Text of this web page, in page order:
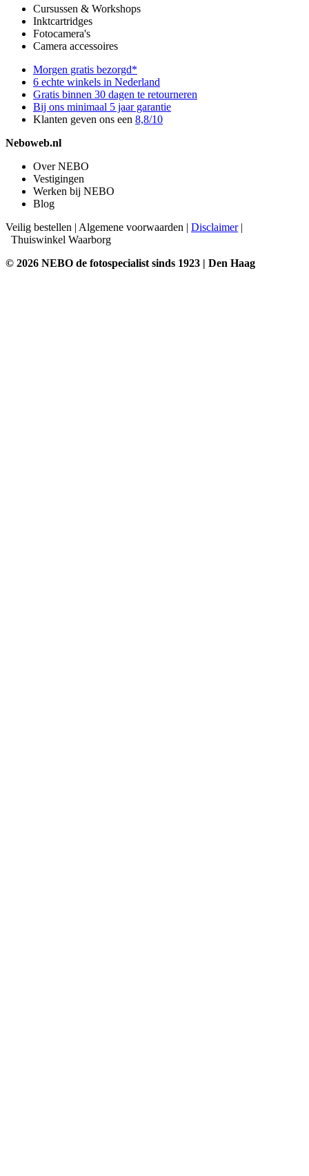
Cursussen & Workshops
Inktcartridges
Fotocamera's
Camera accessoires
Morgen gratis bezorgd*
6 echte winkels in Nederland
Gratis binnen 30 dagen te retourneren
Bij ons minimaal 5 jaar garantie
Klanten geven ons een 8,8/10
Neboweb.nl
Over NEBO
Vestigingen
Werken bij NEBO
Blog
Veilig bestellen | Algemene voorwaarden | Disclaimer|
Thuiswinkel Waarborg
© 2026 NEBO de fotospecialist sinds 1923 | Den Haag